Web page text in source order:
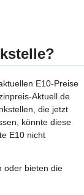
E10-Preise
Aktuell.de
die jetzt
könnte diese
E10 nicht
oder bieten die